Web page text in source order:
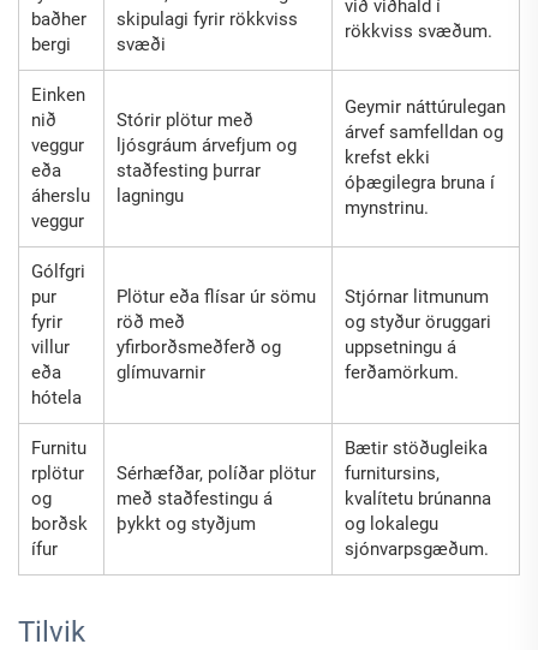
baðher
bergi
skipulagi fyrir rökkviss
svæði
við viðhald í
rökkviss svæðum.
Einken
nið
veggur
eða
áherslu
veggur
Stórir plötur með
ljósgráum árvefjum og
staðfesting þurrar
lagningu
Geymir náttúrulegan
árvef samfelldan og
krefst ekki
óþægilegra bruna í
mynstrinu.
Gólfgri
pur
fyrir
villur
eða
hótela
Plötur eða flísar úr sömu
röð með
yfirborðsmeðferð og
glímuvarnir
Stjórnar litmunum
og styður öruggari
uppsetningu á
ferðamörkum.
Furnitu
rplötur
og
borðsk
ífur
Sérhæfðar, políðar plötur
með staðfestingu á
þykkt og styðjum
Bætir stöðugleika
furnitursins,
kvalítetu brúnanna
og lokalegu
sjónvarpsgæðum.
Tilvik